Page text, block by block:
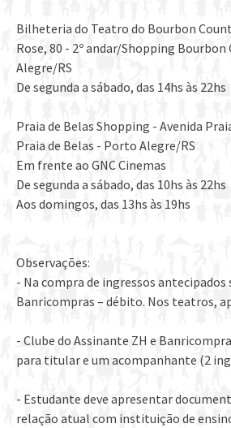
Bilheteria do Teatro do Bourbon
Rose, 80 - 2º andar/Shopping
Alegre/RS
De segunda a sábado, das 14hs às 22hs
Praia de Belas Shopping - Avenida
Praia de Belas - Porto Alegre/RS
Em frente ao GNC Cinemas
De segunda a sábado, das 10hs às 22hs
Aos domingos, das 13hs às 19hs
Observações:
- Na compra de ingressos
Banricompras – débito. Nos teatros,
- Clube do Assinante ZH e
para titular e um acompanhante (2
- Estudante deve apresentar
relação atual com instituição de